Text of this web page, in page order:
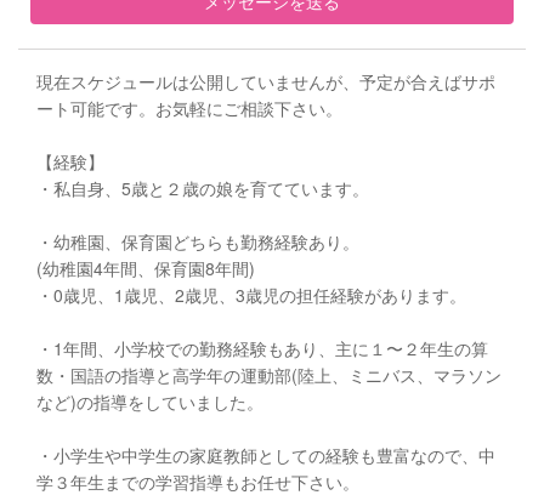
現在スケジュールは公開していませんが、予定が合えばサポ
ート可能です。お気軽にご相談下さい。
【経験】
・私自身、5歳と２歳の娘を育てています。
・幼稚園、保育園どちらも勤務経験あり。
(幼稚園4年間、保育園8年間)
・0歳児、1歳児、2歳児、3歳児の担任経験があります。
・1年間、小学校での勤務経験もあり、主に１〜２年生の算
数・国語の指導と高学年の運動部(陸上、ミニバス、マラソン
など)の指導をしていました。
・小学生や中学生の家庭教師としての経験も豊富なので、中
学３年生までの学習指導もお任せ下さい。